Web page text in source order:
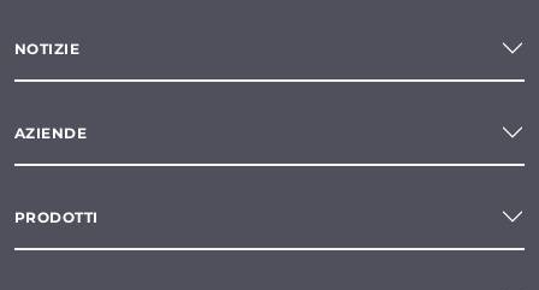
NOTIZIE
AZIENDE
PRODOTTI